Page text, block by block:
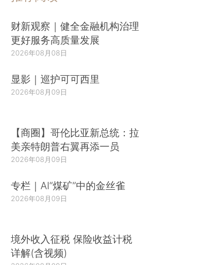
财新观察｜健全金融机构治理
更好服务高质量发展
2026年08月08日
显影｜巡护可可西里
2026年08月09日
【商圈】哥伦比亚新总统：拉
美亲特朗普右翼再添一员
2026年08月09日
专栏｜AI“煤矿”中的金丝雀
2026年08月09日
境外收入征税 保险收益计税
详解(含视频)